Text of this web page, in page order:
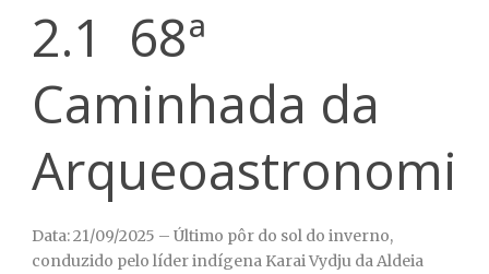
2.1 68ª
Caminhada da
Arqueoastronomia
Data: 21/09/2025 – Último pôr do sol do inverno,
conduzido pelo líder indígena Karai Vydju da Aldeia